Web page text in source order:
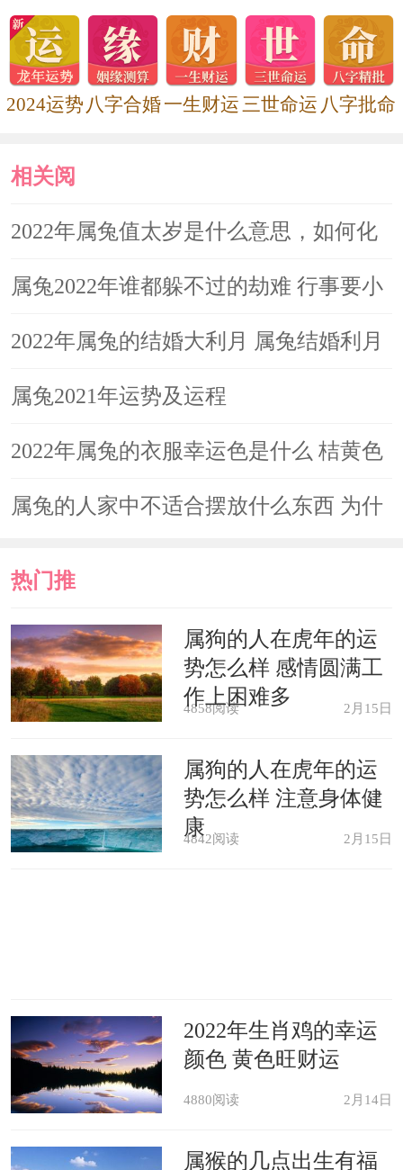
何化解
2024运势 八字合婚一生财运三世命运 八字批命
相关阅
读
2022年属兔值太岁是什么意思，如何化
解
属兔2022年谁都躲不过的劫难 行事要小
心
2022年属兔的结婚大利月 属兔结婚利月
是几月
属兔2021年运势及运程
2022年属兔的衣服幸运色是什么 桔黄色
助推事业发展
属兔的人家中不适合摆放什么东西 为什
热门推
荐
属狗的人在虎年的运
势怎么样 感情圆满工
作上困难多
4858阅读 2月15日
属狗的人在虎年的运
势怎么样 注意身体健
康
4842阅读 2月15日
2022年生肖鸡的幸运
颜色 黄色旺财运
4880阅读 2月14日
属猴的几点出生有福